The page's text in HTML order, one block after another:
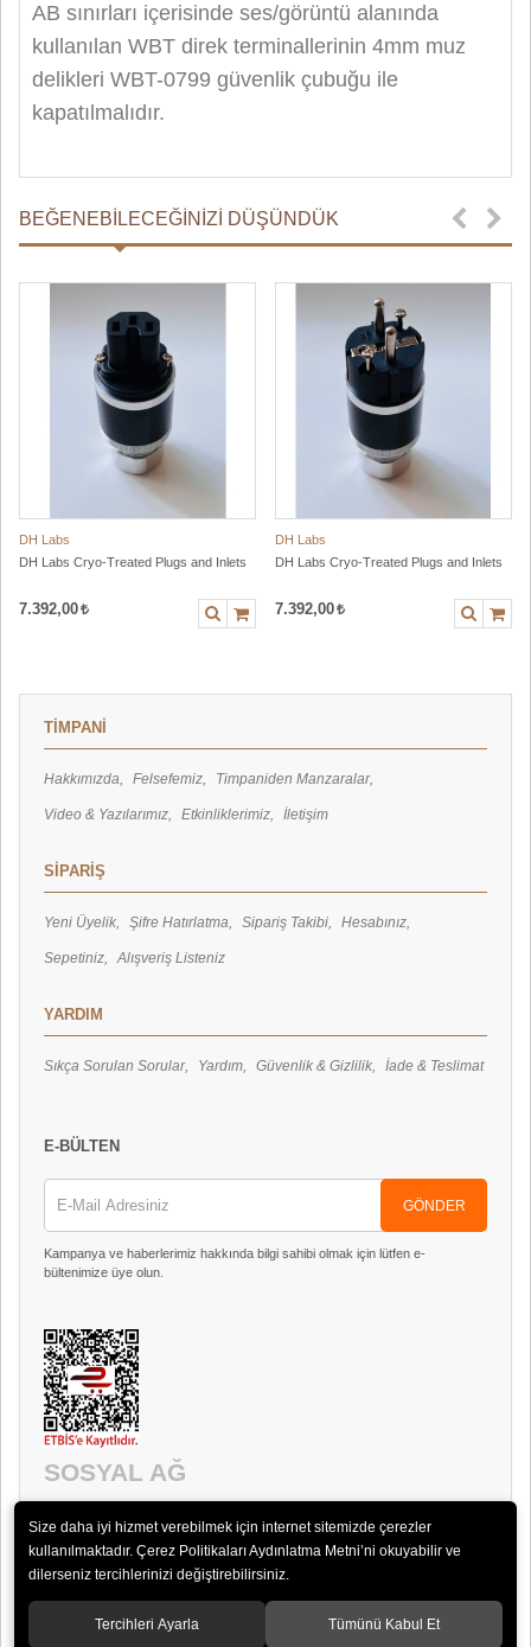
AB sınırları içerisinde ses/görüntü alanında
kullanılan WBT direk terminallerinin 4mm muz
delikleri WBT-0799 güvenlik çubuğu ile
kapatılmalıdır.
BEĞENEBILECEĞINIZI DÜŞÜNDÜK
DH Labs
DH Labs Cryo-Treated Plugs and Inlets
7.392,00
DH Labs
DH Labs Cryo-Treated Plugs and Inlets
7.392,00
TİMPANİ
Hakkımızda Felsefemiz Timpaniden Manzaralar
Video & Yazılarımız Etkinliklerimiz İletişim
SİPARİŞ
Yeni Üyelik Şifre Hatırlatma Sipariş Takibi Hesabınız
Sepetiniz Alışveriş Listeniz
YARDIM
Sıkça Sorulan Sorular Yardım Güvenlik & Gizlilik İade & Teslimat
E-BÜLTEN
GÖNDER
Kampanya ve haberlerimiz hakkında bilgi sahibi olmak için lütfen e-
bültenimize üye olun.
SOSYAL AĞ
Size daha iyi hizmet verebilmek için internet sitemizde çerezler
kullanılmaktadır. Çerez Politikaları Aydınlatma Metni’ni okuyabilir ve
dilerseniz tercihlerinizi değiştirebilirsiniz.
Tercihleri Ayarla Tümünü Kabul Et